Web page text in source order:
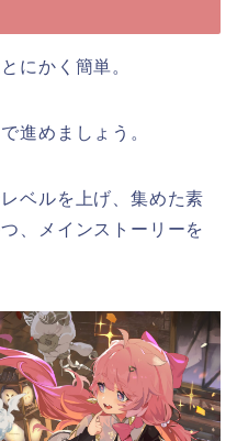
にかく簡単。
進めましょう。
ベルを上げ、集めた素
、メインストーリーを